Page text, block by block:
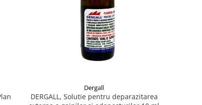
Dergall
DERGALL, Solutie pentru deparazitarea